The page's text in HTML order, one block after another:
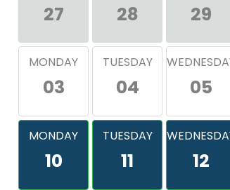
27 28 29
MONDAY
03
TUESDAY
04 05
MONDAY
10
TUESDAY
11 12